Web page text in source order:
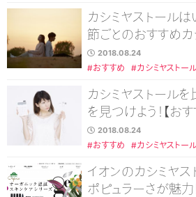
カシミヤストール
節ごとのおすすめ
2018.08.24
#おすすめ #カシミヤストー
カシミヤストール
を見つけよう！【おす
2018.08.24
#おすすめ #カシミヤストー
イオンのカシミヤス
ポピュラーさが魅力！